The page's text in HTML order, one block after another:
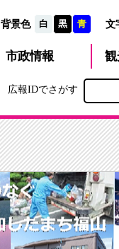
背景色 白 黒 青 文
市政情報
広報IDでさがす